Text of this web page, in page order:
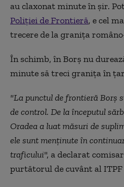
au claxonat minute în șir.
Poliției de Frontieră, e cel
trecere de la granița
În schimb, în Borș nu
minute să treci granița în
"La punctul de frontieră Borş
de control. De la începutul
Oradea a luat măsuri de
ele sunt menţinute în
traficului", a declarat
purtătorul de cuvânt al ITPF